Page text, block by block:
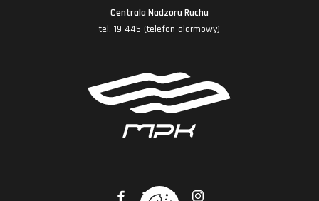
Centrala Nadzoru Ruchu
tel. 19 445 (telefon alarmowy)